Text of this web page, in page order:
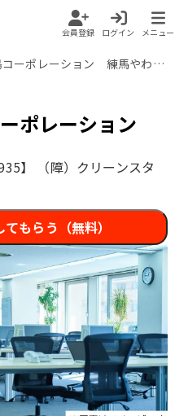
会員登録 ログイン メニュー
障害者雇用求人/株式会社 川島コーポレーション 練馬やわらぎ苑/東京都
ポレーション
】 （障）クリーンスタ
もらう（無料）